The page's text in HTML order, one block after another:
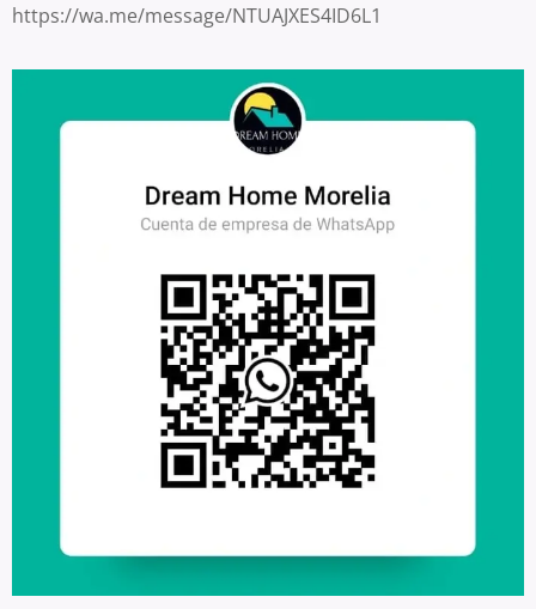
https://wa.me/message/NTUAJXES4ID6L1